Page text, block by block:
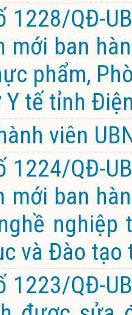
1228/QĐ-
mới ban
phẩm,
Y tế tỉnh
viên
1224/QĐ-
mới ban
nghiệp
và Đào
1223/QĐ-